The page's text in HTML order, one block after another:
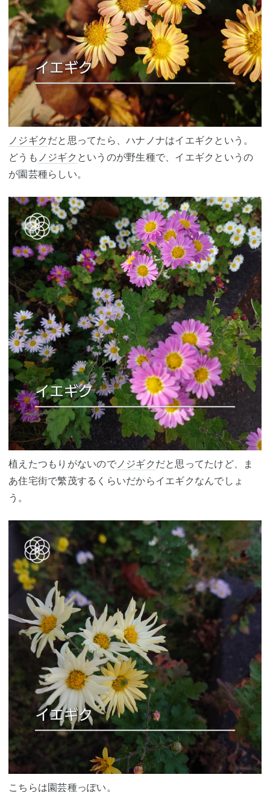
ノジギク だと思ってたら、ハナノナはイエギクという。
どうも ノジギク というのが野生種で、イエギクというの
が園芸種らしい。
植えたつもりがないのでノジギク だと思ってたけど、ま
あ住宅街で繁茂するくらいだからイエギクなんでしょ
う。
こちらは園芸種っぽい。